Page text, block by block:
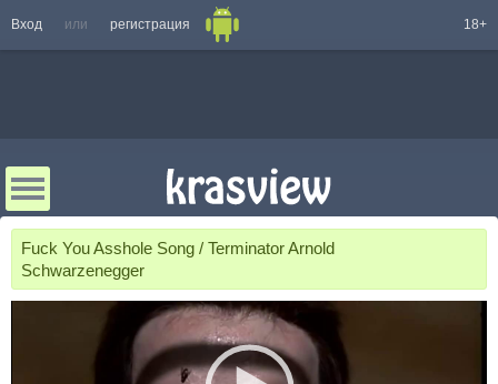
Вход или регистрация 18+
Fuck You Asshole Song / Terminator Arnold
Schwarzenegger